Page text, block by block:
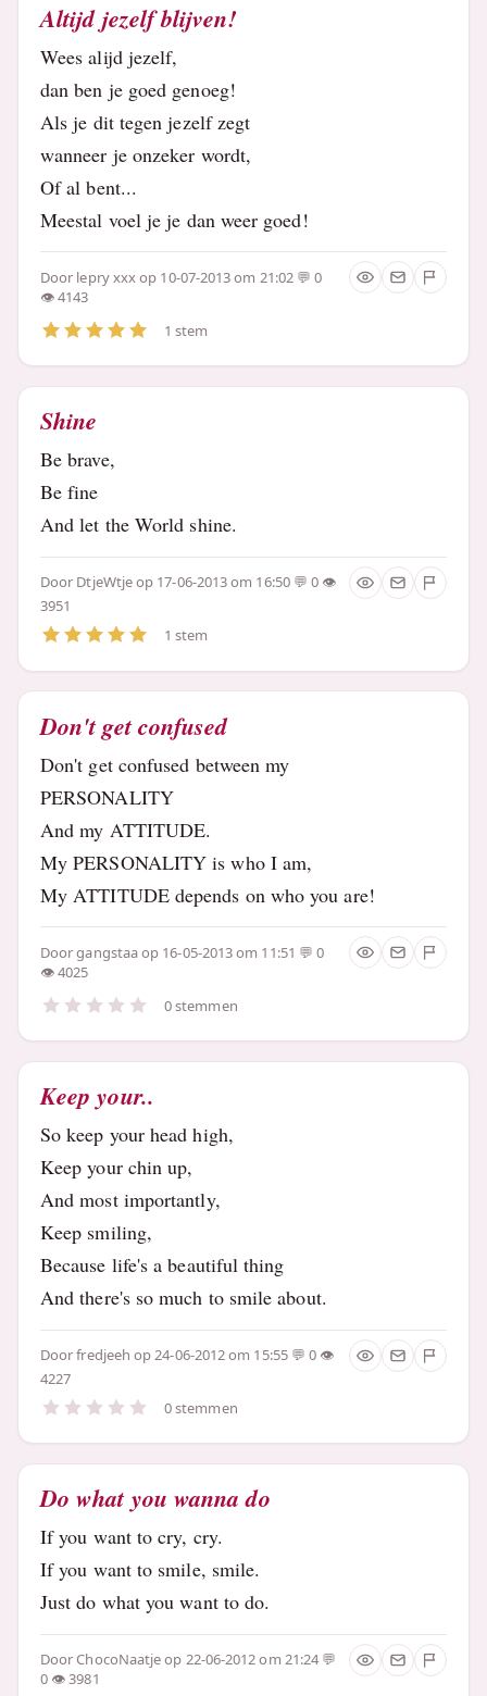
Altijd jezelf blijven!
Wees alijd jezelf,
dan ben je goed genoeg!
Als je dit tegen jezelf zegt
wanneer je onzeker wordt,
Of al bent...
Meestal voel je je dan weer goed!
Door lepry xxxop 10-07-2013 om 21:02
0
4143
1 stem
Shine
Be brave,
Be fine
And let the World shine.
Door DtjeWtjeop 17-06-2013 om 16:50
0
3951
1 stem
Don't get confused
Don't get confused between my
PERSONALITY
And my ATTITUDE.
My PERSONALITY is who I am,
My ATTITUDE depends on who you are!
Doorgangstaaop 16-05-2013 om 11:51
0
4025
0 stemmen
Keep your..
So keep your head high,
Keep your chin up,
And most importantly,
Keep smiling,
Because life's a beautiful thing
And there's so much to smile about.
Doorfredjeeh op 24-06-2012 om 15:55
0
4227
0 stemmen
Do what you wanna do
If you want to cry, cry.
If you want to smile, smile.
Just do what you want to do.
DoorChocoNaatjeop 22-06-2012 om 21:24
0
3981